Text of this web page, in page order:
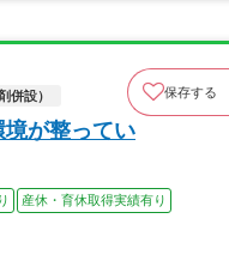
併設） 保存する
境が整ってい
産休・育休取得実績有り